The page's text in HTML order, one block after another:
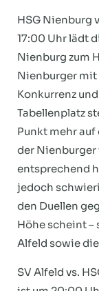
HSG Nienburg
17:00 Uhr lädt
Nienburg zum
Nienburger mit
Konkurrenz
Tabellenplatz
Punkt mehr auf
der Nienburger
entsprechend
jedoch
den Duellen
Höhe scheint –
Alfeld sowie
SV Alfeld vs.